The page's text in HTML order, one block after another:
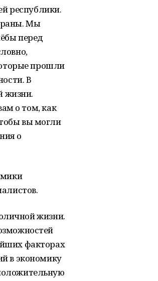
республики.
Мы
перед
прошли
В
жизни.
о том, как
вы могли
о
жизни.
факторах
в экономику